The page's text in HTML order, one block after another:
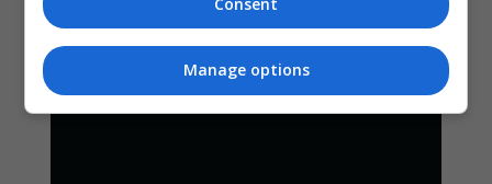
Manage options